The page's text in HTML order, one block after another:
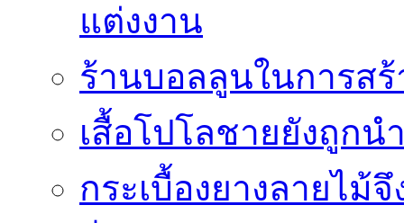
แต่งงาน
ร้านบอลลูนในการสร้
เสื้อโปโลชายยังถูก
กระเบื้องยางลายไม้